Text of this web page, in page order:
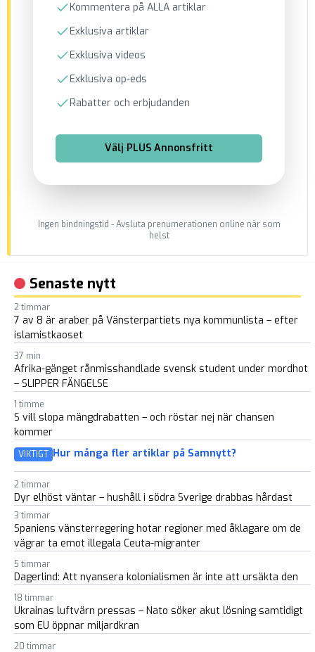
Kommentera på ALLA artiklar
Exklusiva artiklar
Exklusiva videos
Exklusiva op-eds
Rabatter och erbjudanden
Välj PLUS Annonsfritt
Ingen bindningstid - Avsluta prenumerationen online när som
helst
Senaste nytt
2 timmar
7 av 8 är araber på Vänsterpartiets nya kommunlista – efter
islamistkaoset
37 min
Afrika-gänget rånmisshandlade svensk student under mordhot
– SLIPPER FÄNGELSE
1 timme
S vill slopa mängdrabatten – och röstar nej när chansen
kommer
VIKTIGT Hur många fler artiklar på Samnytt?
2 timmar
Dyr elhöst väntar – hushåll i södra Sverige drabbas hårdast
3 timmar
Spaniens vänsterregering hotar regioner med åklagare om de
vägrar ta emot illegala Ceuta-migranter
5 timmar
Dagerlind: Att nyansera kolonialismen är inte att ursäkta den
18 timmar
Ukrainas luftvärn pressas – Nato söker akut lösning samtidigt
som EU öppnar miljardkran
20 timmar